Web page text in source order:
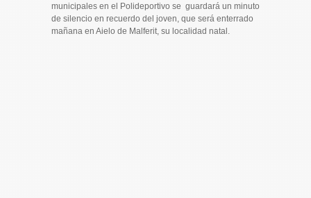
municipales en el Polideportivo se guardará un minuto
de silencio en recuerdo del joven, que será enterrado
mañana en Aielo de Malferit, su localidad natal.